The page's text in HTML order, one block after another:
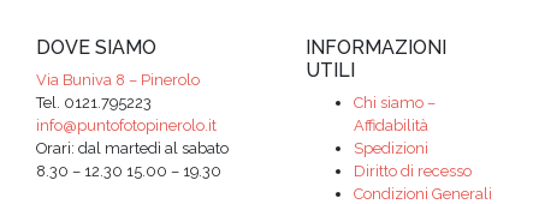
DOVE SIAMO
Via Buniva 8 – Pinerolo
Tel. 0121.795223
info@puntofotopinerolo.it
Orari: dal martedì al sabato
8.30 – 12.30 15.00 – 19.30
INFORMAZIONI
UTILI
Chi siamo –
Affidabilità
Spedizioni
Diritto di recesso
Condizioni Generali